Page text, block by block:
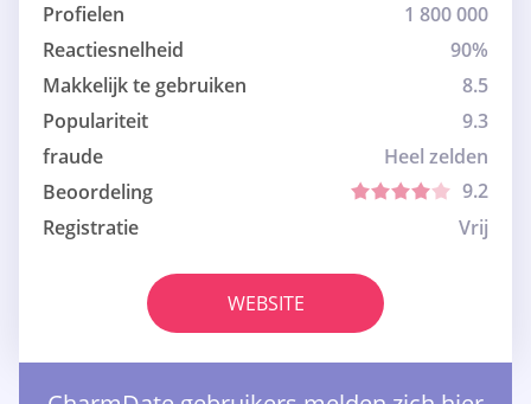
Profielen
1 800 000
Reactiesnelheid
90%
Makkelijk te gebruiken
8.5
Populariteit
9.3
fraude
Heel zelden
Beoordeling
9.2
Registratie
Vrij
WEBSITE